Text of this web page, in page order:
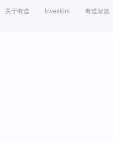
关于有道 Investors 有道智选